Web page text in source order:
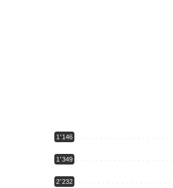
1٬146
1٬349
2٬232